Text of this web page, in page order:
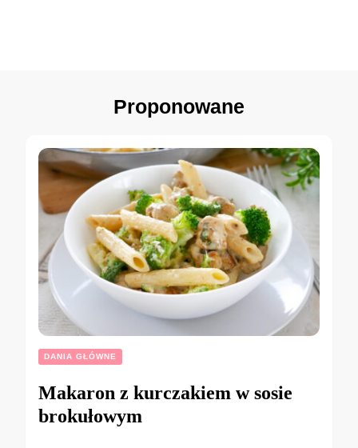
Proponowane
DANIA GŁÓWNE
Makaron z kurczakiem w sosie
brokułowym